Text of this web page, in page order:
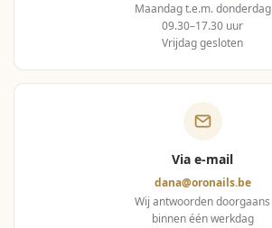
Maandag t.e.m. donderdag
09.30–17.30 uur
Vrijdag gesloten
Via e-mail
dana@oronails.be
Wij antwoorden doorgaans
binnen één werkdag